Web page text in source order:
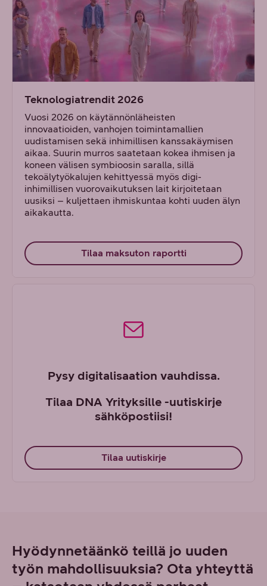
Teknologiatrendit 2026
Vuosi 2026 on käytännönläheisten
innovaatioiden, vanhojen toimintamallien
uudistamisen sekä inhimillisen kanssakäymisen
aikaa. Suurin murros saatetaan kokea ihmisen ja
koneen välisen symbioosin saralla, sillä
tekoälytyökalujen kehittyessä myös digi-
inhimillisen vuorovaikutuksen lait kirjoitetaan
uusiksi – kuljettaen ihmiskuntaa kohti uuden älyn
aikakautta.
Tilaa maksuton raportti
Pysy digitalisaation vauhdissa.
Tilaa DNA Yrityksille -uutiskirje
sähköpostiisi!
Tilaa uutiskirje
Hyödynnetäänkö teillä jo uuden
työn mahdollisuuksia? Ota yhteyttä